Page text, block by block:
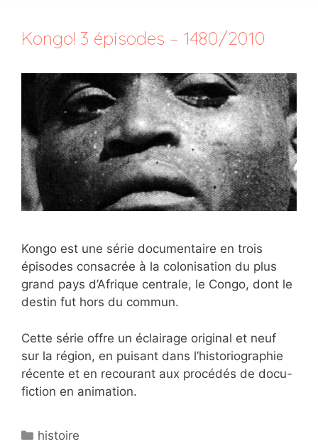
Kongo! 3 épisodes – 1480/2010
Kongo est une série documentaire en trois
épisodes consacrée à la colonisation du plus
grand pays d’Afrique centrale, le Congo, dont le
destin fut hors du commun.
Cette série offre un éclairage original et neuf
sur la région, en puisant dans l’historiographie
récente et en recourant aux procédés de docu-
fiction en animation.
Catégories
histoire